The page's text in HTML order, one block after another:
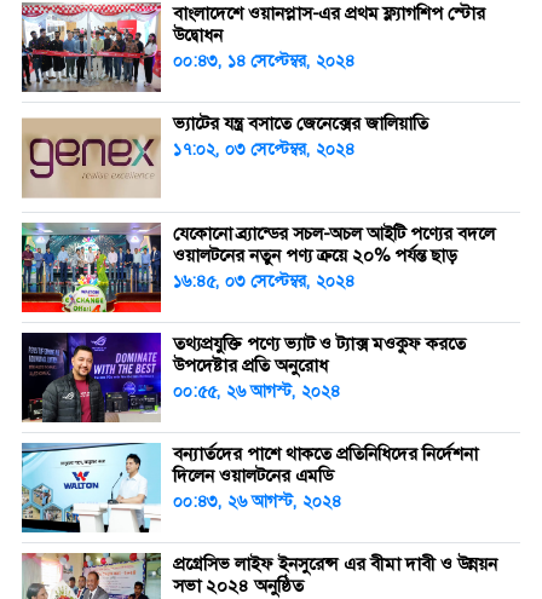
বাংলাদেশে ওয়ানপ্লাস-এর প্রথম ফ্ল্যাগশিপ স্টোর
উদ্বোধন
০০:৪৩, ১৪ সেপ্টেম্বর, ২০২৪
ভ্যাটের যন্ত্র বসাতে জেনেক্সের জালিয়াতি
১৭:০২, ০৩ সেপ্টেম্বর, ২০২৪
যেকোনো ব্র্যান্ডের সচল-অচল আইটি পণ্যের বদলে
ওয়ালটনের নতুন পণ্য ক্রয়ে ২০% পর্যন্ত ছাড়
১৬:৪৫, ০৩ সেপ্টেম্বর, ২০২৪
তথ্যপ্রযুক্তি পণ্যে ভ্যাট ও ট্যাক্স মওকুফ করতে
উপদেষ্টার প্রতি অনুরোধ
০০:৫৫, ২৬ আগস্ট, ২০২৪
বন্যার্তদের পাশে থাকতে প্রতিনিধিদের নির্দেশনা
দিলেন ওয়ালটনের এমডি
০০:৪৩, ২৬ আগস্ট, ২০২৪
প্রগ্রেসিভ লাইফ ইনসুরেন্স এর বীমা দাবী ও উন্নয়ন
সভা ২০২৪ অনুষ্ঠিত